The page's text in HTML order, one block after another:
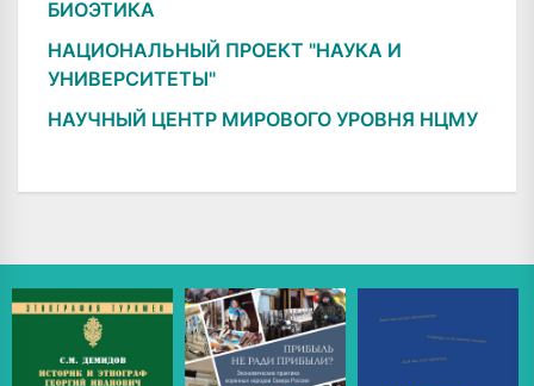
БИОЭТИКА
НАЦИОНАЛЬНЫЙ ПРОЕКТ "НАУКА И
УНИВЕРСИТЕТЫ"
НАУЧНЫЙ ЦЕНТР МИРОВОГО УРОВНЯ НЦМУ